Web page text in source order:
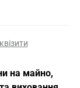
на майно,